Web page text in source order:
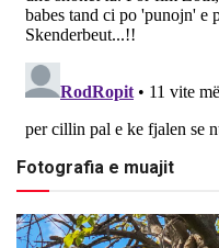
Fotografia e muajit